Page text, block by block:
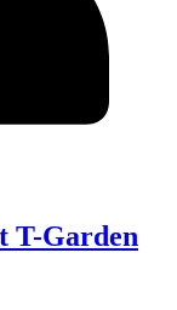
T-Garden